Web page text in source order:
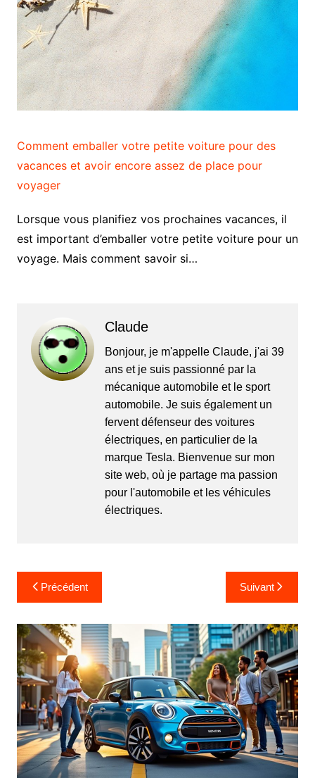
Comment emballer votre petite voiture pour des
vacances et avoir encore assez de place pour
voyager
Lorsque vous planifiez vos prochaines vacances, il
est important d’emballer votre petite voiture pour un
voyage. Mais comment savoir si…
Claude
Bonjour, je m'appelle Claude, j'ai 39
ans et je suis passionné par la
mécanique automobile et le sport
automobile. Je suis également un
fervent défenseur des voitures
électriques, en particulier de la
marque Tesla. Bienvenue sur mon
site web, où je partage ma passion
pour l'automobile et les véhicules
électriques.
Navigation
de
l’article
Précédent Suivant